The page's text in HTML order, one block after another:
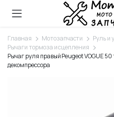
Главная Мотозапчасти
Руль и
Рычаги тормоза и сцепления
Рычаг руля правый Peugeot VOGUE
декомпрессора